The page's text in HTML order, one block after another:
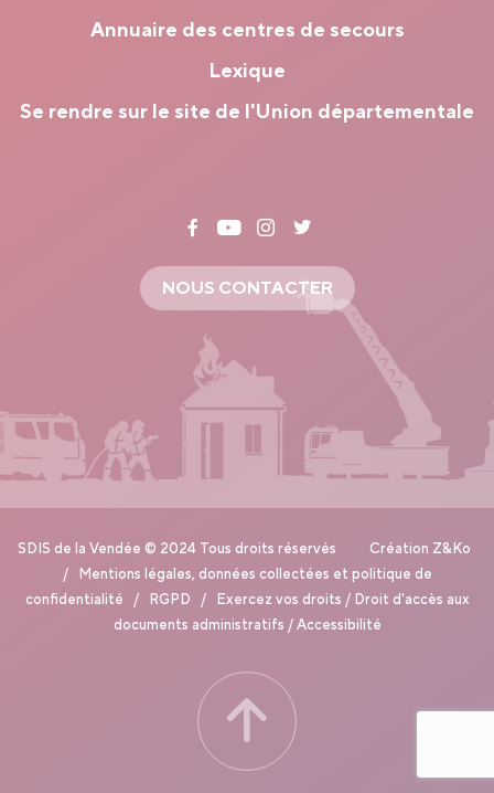
Annuaire des centres de secours
Lexique
Se rendre sur le site de l'Union départementale
NOUS CONTACTER
SDIS de la Vendée © 2024 Tous droits réservés Création Z&Ko
/ Mentions légales, données collectées et politique de
confidentialité / RGPD / Exercez vos droits / Droit d'accès aux
documents administratifs / Accessibilité